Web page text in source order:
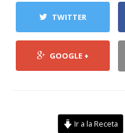
TWITTER
GOOGLE +
Ir a la Receta